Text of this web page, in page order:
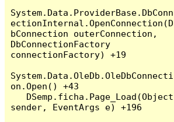
System.Data.ProviderBase.DbConn
ectionInternal.OpenConnection(D
bConnection outerConnection,
DbConnectionFactory
connectionFactory) +19
System.Data.OleDb.OleDbConnecti
on.Open() +43
sender, EventArgs e) +196